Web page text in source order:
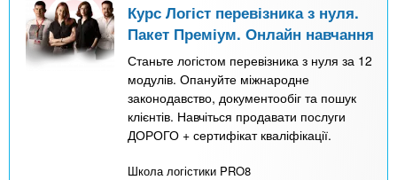
Курс Логіст перевізника з нуля.
Пакет Преміум. Онлайн навчання
Станьте логістом перевізника з нуля за 12
модулів. Опануйте міжнародне
законодавство, документообіг та пошук
клієнтів. Навчіться продавати послуги
ДОРОГО + сертифікат кваліфікації.
Школа логістики PRO8